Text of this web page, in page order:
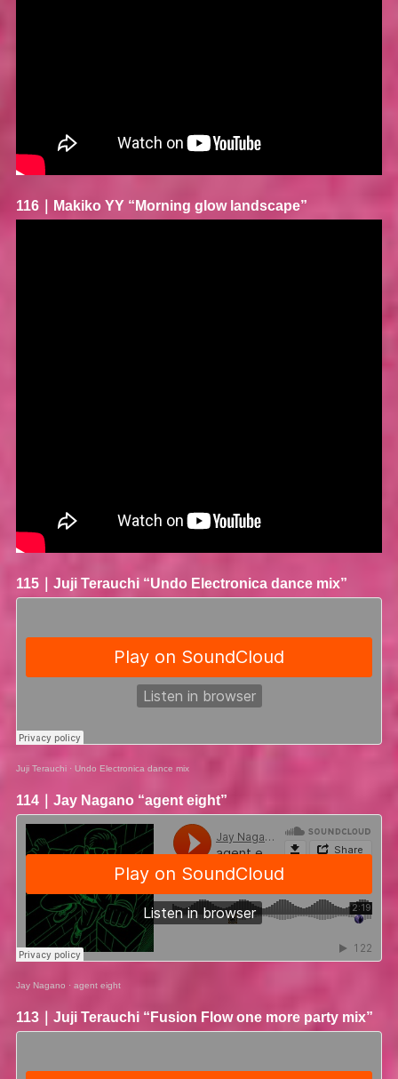
116｜ Makiko YY“Morning glow landscape”
115｜ Juji Terauchi“Undo Electronica dance mix”
Juji Terauchi· Undo Electronica dance mix
114｜ Jay Nagano“agent eight”
Jay Nagano · agent eight
113｜ Juji Terauchi“Fusion Flow one more party mix”